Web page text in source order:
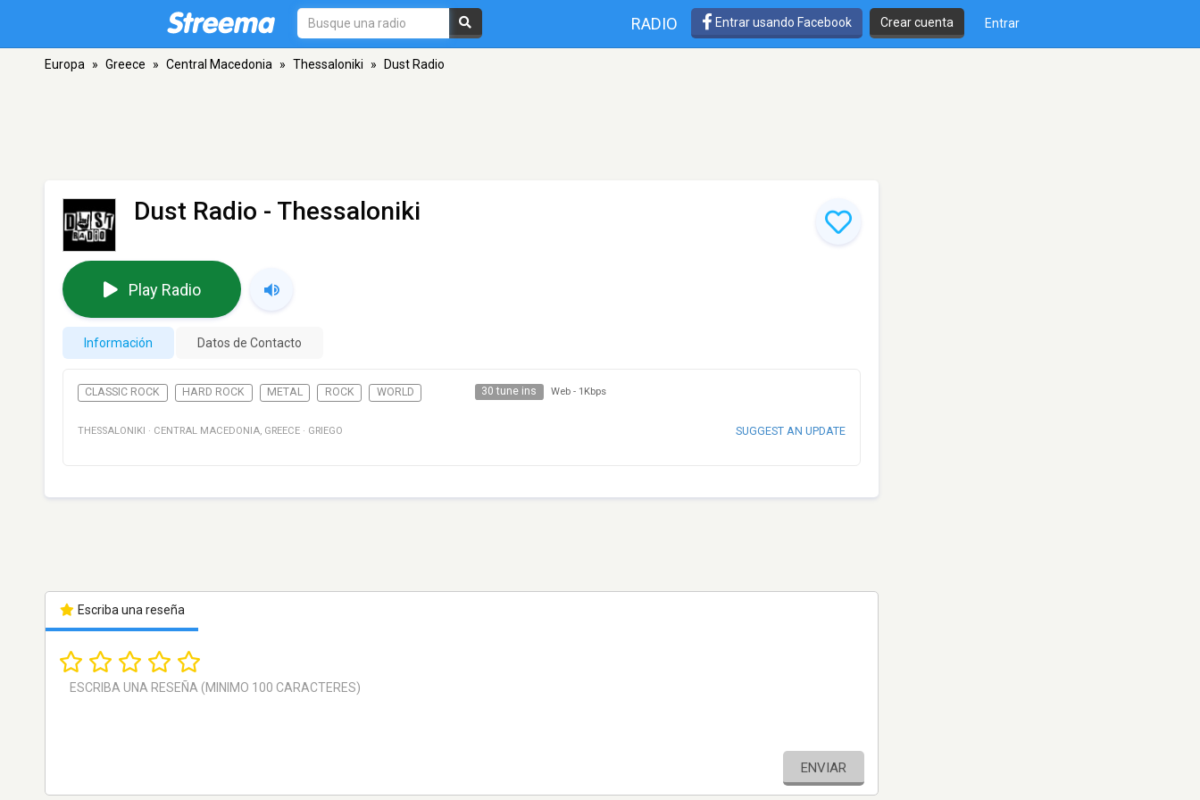
RADIO Entrar usando Facebook Crear cuenta Entrar
Europa » Greece » Central Macedonia » Thessaloniki » Dust Radio
Dust Radio - Thessaloniki
Play Radio
Información Datos de Contacto
CLASSIC ROCK HARD ROCK METAL ROCK WORLD 30 tune ins Web - 1Kbps
THESSALONIKI · CENTRAL MACEDONIA, GREECE · GRIEGO SUGGEST AN UPDATE
Escriba una reseña
ENVIAR